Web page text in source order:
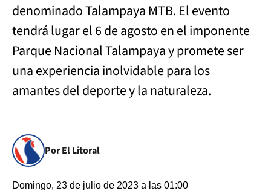
denominado Talampaya MTB. El evento
tendrá lugar el 6 de agosto en el imponente
Parque Nacional Talampaya y promete ser
una experiencia inolvidable para los
amantes del deporte y la naturaleza.
Por El Litoral
Domingo, 23 de julio de 2023 a las 01:00